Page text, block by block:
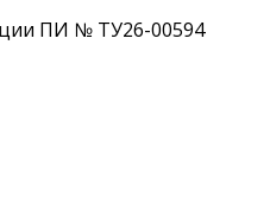
ПИ № ТУ26-00594